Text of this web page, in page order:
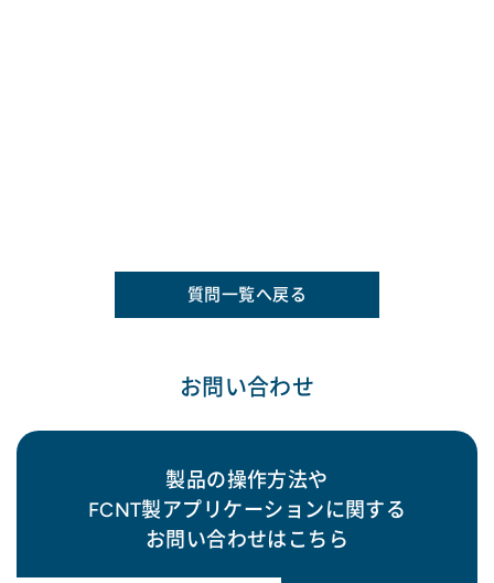
質問一覧へ戻る
お問い合わせ
製品の操作方法や
FCNT製アプリケーションに関する
お問い合わせはこちら